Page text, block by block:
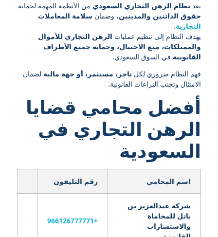
يعد نظام الرهن التجاري السعودي من الأنظمة المهمة لحماية
حقوق الدائنين والمدينين، وضمان سلامة المعاملات
التجارية.
يهدف النظام إلى تنظيم عمليات الرهن التجاري للأموال
والممتلكات، منع الاحتيال، وحماية جميع الأطراف
القانونية في السوق السعودي.
فهم النظام ضروري لكل تاجر، مستثمر، أو جهة مالية لضمان
الامتثال وتجنب النزاعات القانونية.
أفضل محامي قضايا
الرهن التجاري في
السعودية
اسم المحامي رقم التليفون
شركة عبدالعزيز بن
باتل للمحاماة
والاستشارات
+966126777771